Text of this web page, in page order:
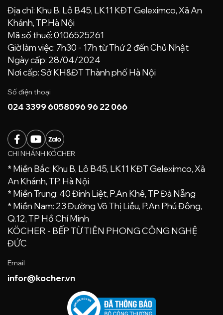
Địa chỉ: Khu B, Lô B45, LK11 KĐT Geleximco, Xã An
Khánh, TP.Hà Nội
Mã số thuế: 0106525261
Giờ làm việc: 7h30 - 17h từ Thứ 2 đến Chủ Nhật
Ngày cấp: 28/04/2024
Nơi cấp: Sở KH&ĐT Thành phố Hà Nội
Số điện thoại
024 3399 6058096 96 22 066
CHI NHÁNH KÖCHER
* Miền Bắc: Khu B, Lô B45, LK11 KĐT Geleximco, Xã
An Khánh, TP. Hà Nội
* Miền Trung: 40 Đinh Liệt, P.An Khê, TP Đà Nẵng
* Miền Nam: 23 Đường Võ Thị Liễu, P.An Phú Đông,
Q.12, TP Hồ Chí Minh
KÖCHER - BẾP TỪ TIÊN PHONG CÔNG NGHỆ
ĐỨC
Email
infor@kocher.vn